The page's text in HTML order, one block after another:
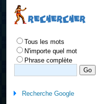
RECHERCHER
Tous les mots
N'importe quel mot
Phrase complète
Recherche Google